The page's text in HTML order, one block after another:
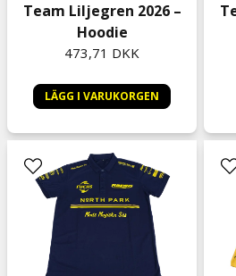
Team Liljegren 2026 –
Hoodie
473,71 DKK
LÄGG I VARUKORGEN